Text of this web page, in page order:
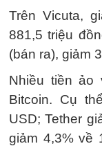
Trên Vicuta,
881,5 triệu
(bán ra), giảm
Nhiều tiền ảo
Bitcoin. Cụ
USD; Tether
giảm 4,3% về